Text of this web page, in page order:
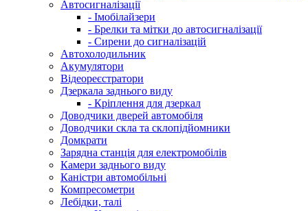
Автосигналізації
- Імобілайзери
- Брелки та мітки до автосигналізації
- Сирени до сигналізацій
Автохолодильник
Акумулятори
Відеореєстратори
Дзеркала заднього виду
- Кріплення для дзеркал
Доводчики дверей автомобіля
Доводчики скла та склопідйомники
Домкрати
Зарядна станція для електромобілів
Камери заднього виду
Каністри автомобільні
Компресометри
Лебідки, талі